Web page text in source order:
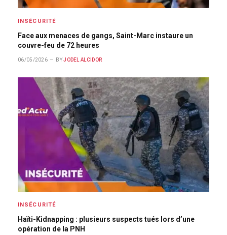
INSÉCURITÉ
Face aux menaces de gangs, Saint-Marc instaure un
couvre-feu de 72 heures
06/05/2026 BY JODEL ALCIDOR
INSÉCURITÉ
Haïti-Kidnapping : plusieurs suspects tués lors d’une
opération de la PNH